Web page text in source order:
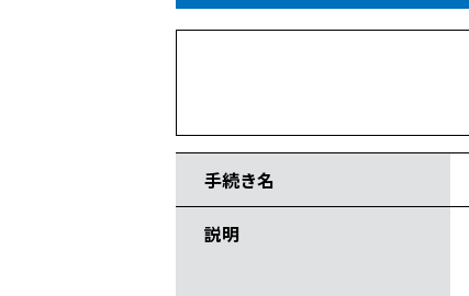
手続き名
説明